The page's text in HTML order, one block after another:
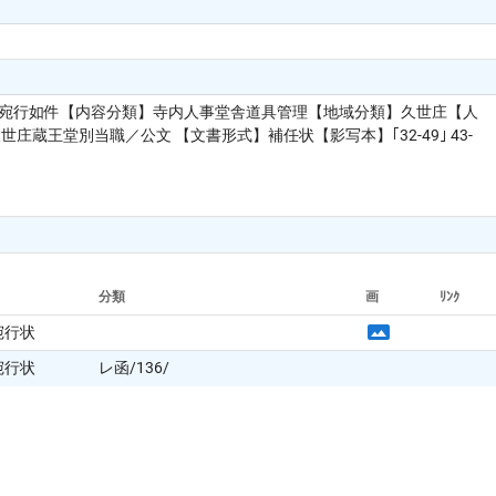
如件【内容分類】寺内人事堂舎道具管理【地域分類】久世庄【人
庄蔵王堂別当職／公文 【文書形式】補任状【影写本】｢32-49｣ 43-
分類 画 ﾘﾝｸ
行状
行状
レ函/136/